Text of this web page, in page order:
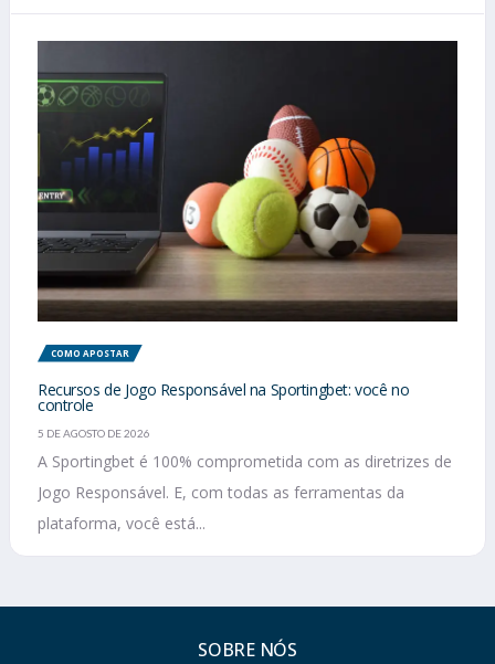
COMO APOSTAR
Recursos de Jogo Responsável na Sportingbet: você no
controle
5 DE AGOSTO DE 2026
A Sportingbet é 100% comprometida com as diretrizes de
Jogo Responsável. E, com todas as ferramentas da
plataforma, você está...
SOBRE NÓS